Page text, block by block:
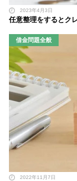
2023年4月3日
任意整理をするとク
借金問題全般
2022年11月7日